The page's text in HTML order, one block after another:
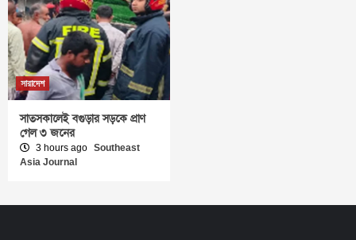
সারাদেশ
সাতসকালেই বগুড়ার সড়কে প্রাণ
গেল ৩ জনের
3 hours ago Southeast
Asia Journal